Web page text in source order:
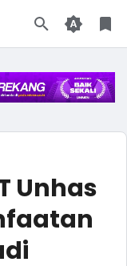
Unhas